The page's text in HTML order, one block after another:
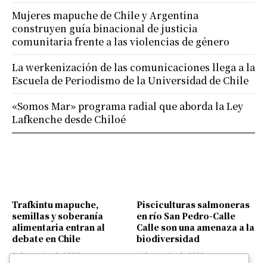
Trafkintu mapuche,
semillas y soberanía
alimentaria entran al
debate en Chile
6 de agosto de 2026
Pisciculturas salmoneras
en río San Pedro-Calle
Calle son una amenaza a la
biodiversidad
4 de agosto de 2026
Mujeres mapuche de Chile y Argentina
construyen guía binacional de justicia
comunitaria frente a las violencias de género
La werkenización de las comunicaciones llega a la
Escuela de Periodismo de la Universidad de Chile
«Somos Mar» programa radial que aborda la Ley
Lafkenche desde Chiloé